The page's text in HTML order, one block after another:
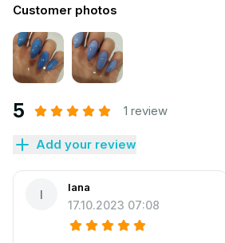
Customer photos
5 1 review
Add your review
I Iana
17.10.2023 07:08